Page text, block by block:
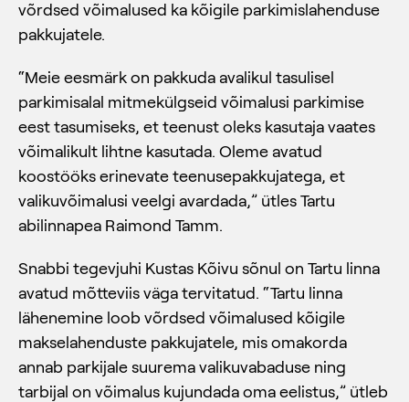
võrdsed võimalused ka kõigile parkimislahenduse
pakkujatele.
“Meie eesmärk on pakkuda avalikul tasulisel
parkimisalal mitmekülgseid võimalusi parkimise
eest tasumiseks, et teenust oleks kasutaja vaates
võimalikult lihtne kasutada. Oleme avatud
koostööks erinevate teenusepakkujatega, et
valikuvõimalusi veelgi avardada,” ütles Tartu
abilinnapea Raimond Tamm.
Snabbi tegevjuhi Kustas Kõivu sõnul on Tartu linna
avatud mõtteviis väga tervitatud. “Tartu linna
lähenemine loob võrdsed võimalused kõigile
makselahenduste pakkujatele, mis omakorda
annab parkijale suurema valikuvabaduse ning
tarbijal on võimalus kujundada oma eelistus,” ütleb